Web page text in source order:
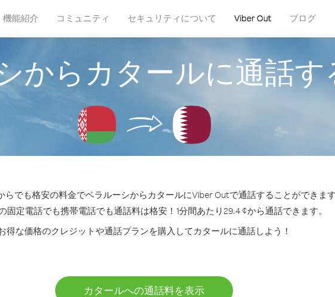
機能紹介 コミュニティ セキュリティについて Viber Out ブログ
からカタールに通話す
らでも格安の料金でベラルーシからカタールにViber Outで通話することができます
固定電話でも携帯電話でも通話料は格安！1分間あたり29.4 ¢から通話できます。
得な価格のクレジットや通話プランを購入してカタールに通話しよう！
カタールへの通話料を表示